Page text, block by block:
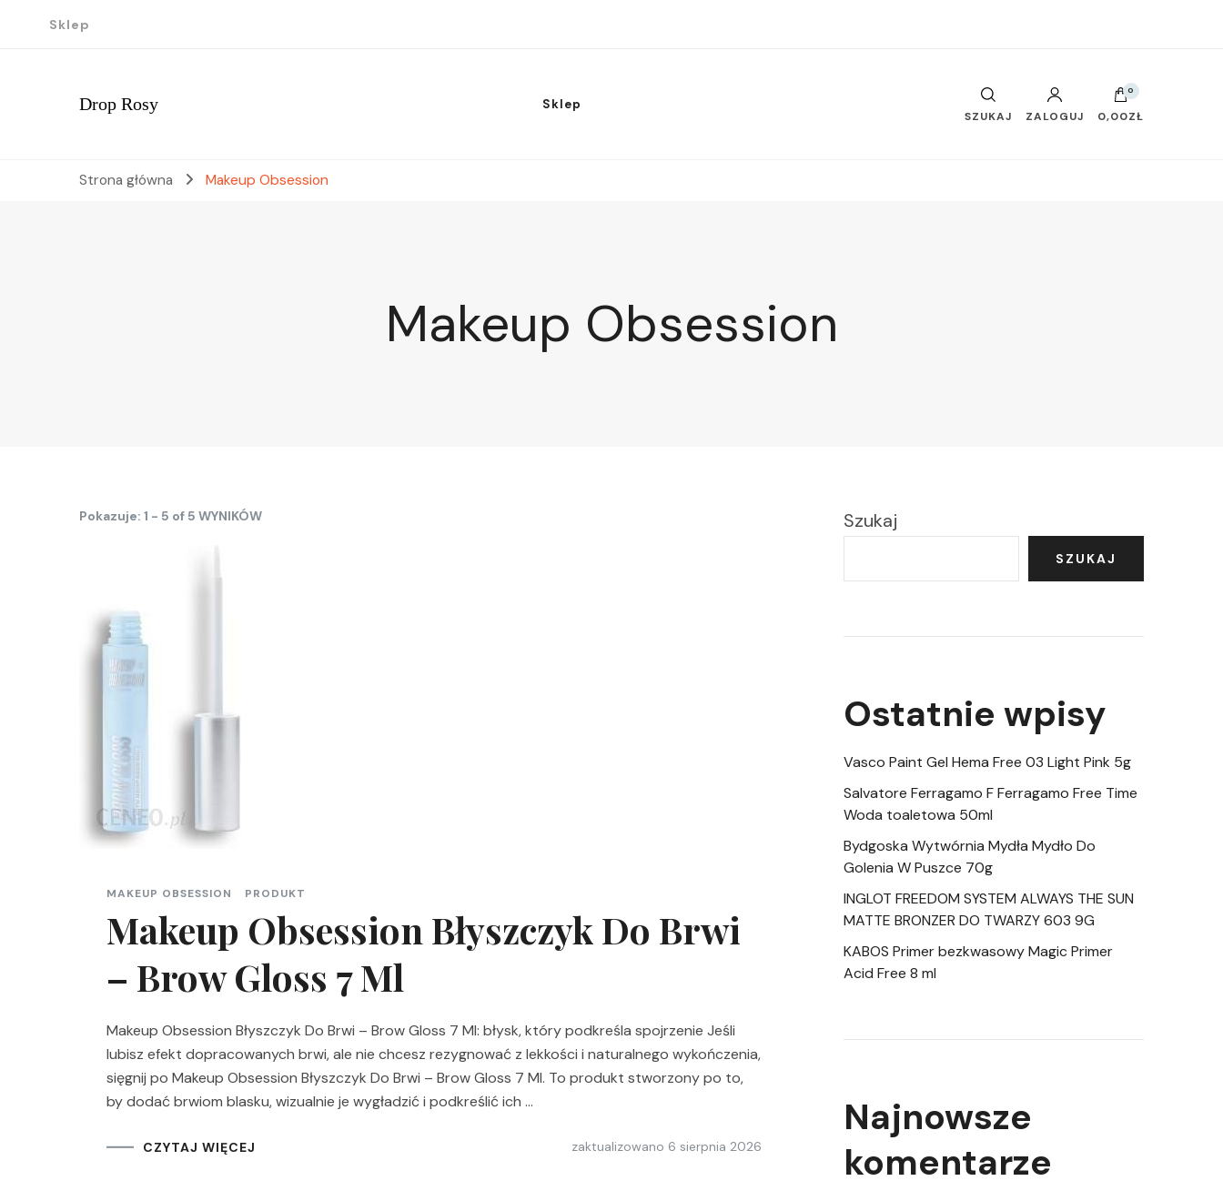
Sklep
Drop Rosy Sklep
SZUKAJ ZALOGUJ
0
0,00ZŁ
Strona główna Makeup Obsession
Makeup Obsession
Pokazuje: 1 - 5 of 5 WYNIKÓW
MAKEUP OBSESSION PRODUKT
Makeup Obsession Błyszczyk Do Brwi
– Brow Gloss 7 Ml
Makeup Obsession Błyszczyk Do Brwi – Brow Gloss 7 Ml: błysk, który podkreśla spojrzenie Jeśli
lubisz efekt dopracowanych brwi, ale nie chcesz rezygnować z lekkości i naturalnego wykończenia,
sięgnij po Makeup Obsession Błyszczyk Do Brwi – Brow Gloss 7 Ml. To produkt stworzony po to,
by dodać brwiom blasku, wizualnie je wygładzić i podkreślić ich …
CZYTAJ WIĘCEJ zaktualizowano 6 sierpnia 2026
Szukaj
SZUKAJ
Ostatnie wpisy
Vasco Paint Gel Hema Free 03 Light Pink 5g
Salvatore Ferragamo F Ferragamo Free Time
Woda toaletowa 50ml
Bydgoska Wytwórnia Mydła Mydło Do
Golenia W Puszce 70g
INGLOT FREEDOM SYSTEM ALWAYS THE SUN
MATTE BRONZER DO TWARZY 603 9G
KABOS Primer bezkwasowy Magic Primer
Acid Free 8 ml
Najnowsze
komentarze